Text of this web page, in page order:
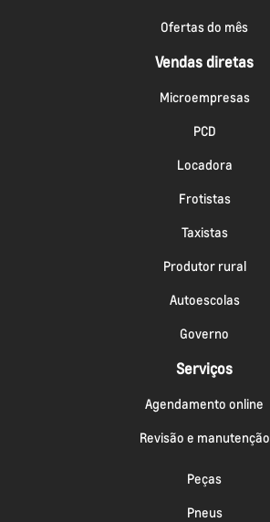
Ofertas do mês
Vendas diretas
Microempresas
PCD
Locadora
Frotistas
Taxistas
Produtor rural
Autoescolas
Governo
Serviços
Agendamento online
Revisão e manutenção
Peças
Pneus